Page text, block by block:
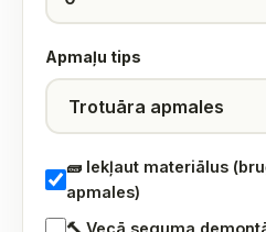
Apmaļu tips
🧱 Iekļaut materiālus
apmales)
🔨 Vecā seguma